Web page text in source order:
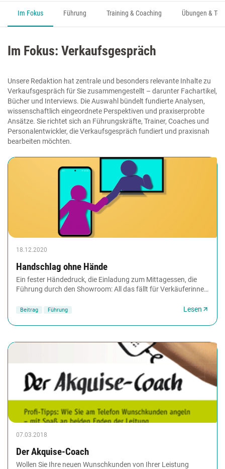
Im Fokus Führung Training & Coaching Übungen &
Im Fokus: Verkaufsgespräch
Unsere Redaktion hat zentrale und besonders relevante Inhalte zu
Verkaufsgespräch für Sie zusammengestellt – darunter Fachartikel,
Bücher und Interviews. Die Auswahl bündelt fundierte Analysen,
wissenschaftlich eingeordnete Perspektiven und praxiserprobte
Ansätze. Sie richtet sich an Führungskräfte, Trainer, Coaches und
Personalentwickler, die Verkaufsgespräch fundiert und praxisnah
bearbeiten möchten.
18.12.2020
Handschlag ohne Hände
Ein fester Händedruck, die Einladung zum Mittagessen, die
Führung durch den Showroom: All das fällt für Verkäuferinnen
Beitrag Führung Lesen
07.03.2018
Der Akquise-Coach
Wollen Sie Ihre neuen Wunschkunden von Ihrer Leistung